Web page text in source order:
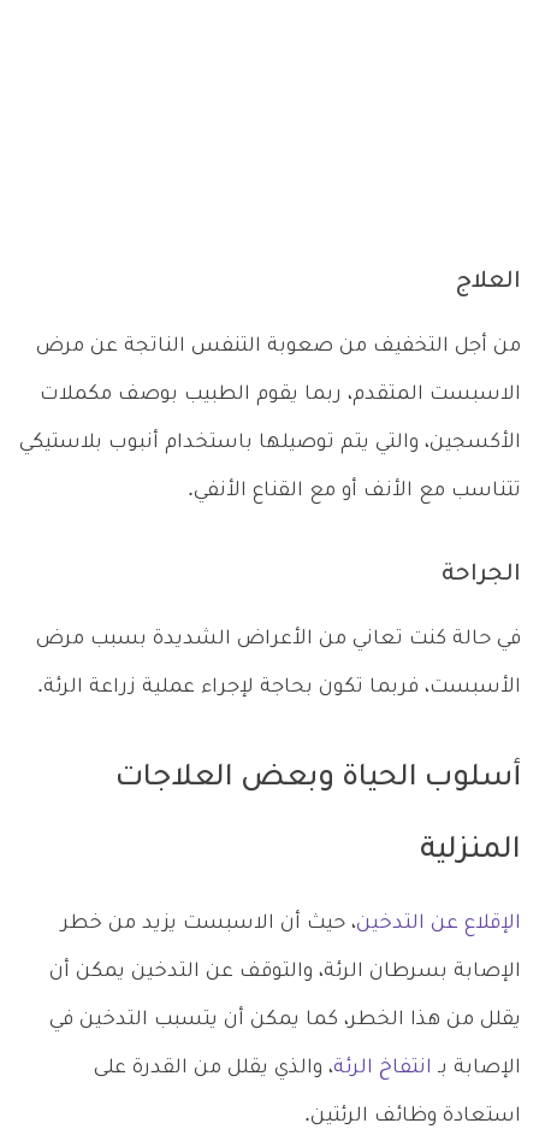
العلاج
من أجل التخفيف من صعوبة التنفس الناتجة عن مرض
الاسبست المتقدم، ربما يقوم الطبيب بوصف مكملات
الأكسجين، والتي يتم توصيلها باستخدام أنبوب بلاستيكي
تتناسب مع الأنف أو مع القناع الأنفي.
الجراحة
في حالة كنت تعاني من الأعراض الشديدة بسبب مرض
الأسبست، فربما تكون بحاجة لإجراء عملية زراعة الرئة.
أسلوب الحياة وبعض العلاجات
المنزلية
الإقلاع عن التدخين، حيث أن الاسبست يزيد من خطر
الإصابة بسرطان الرئة، والتوقف عن التدخين يمكن أن
يقلل من هذا الخطر، كما يمكن أن يتسبب التدخين في
الإصابة بـ انتفاخ الرئة، والذي يقلل من القدرة على
استعادة وظائف الرئتين.